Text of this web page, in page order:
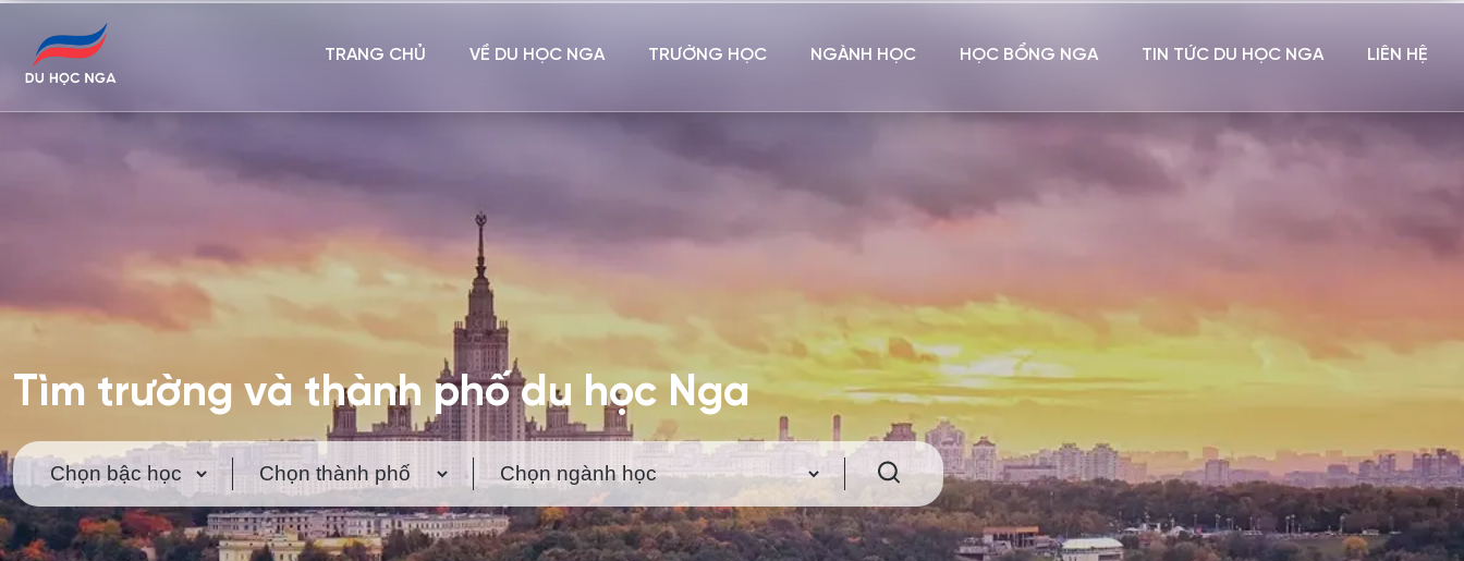
TRANG CHỦ VỀ DU HỌC NGA TRƯỜNG HỌC NGÀNH HỌC HỌC BỔNG NGA TIN TỨC DU HỌC NGA LIÊN HỆ
Tìm trường và thành phố du học Nga